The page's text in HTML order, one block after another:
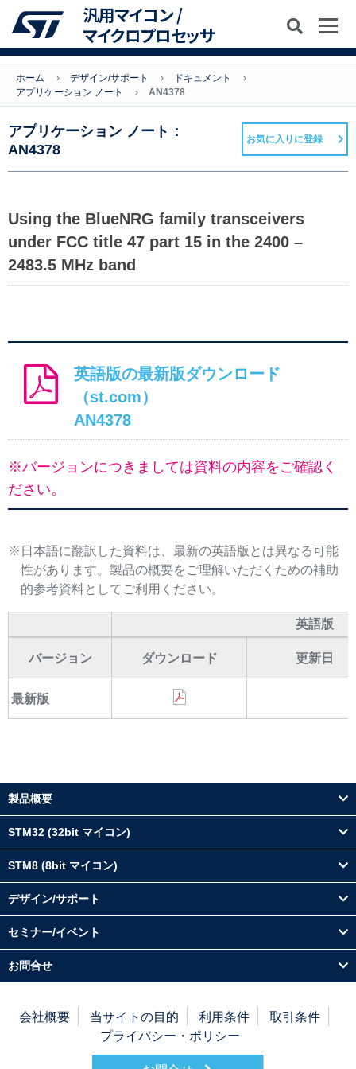
汎用マイコン /
マイクロプロセッサ
ホーム デザイン/サポート
ドキュメント
アプリケーション ノート
AN4378
アプリケーション ノート：
AN4378
お気に入りに登録
Using the BlueNRG family transceivers
under FCC title 47 part 15 in the 2400 –
2483.5 MHz band
英語版の最新版ダウンロード
（st.com）
AN4378
※バージョンにつきましては資料の内容をご確認く
ださい。
※日本語に翻訳した資料は、最新の英語版とは異なる可能
性があります。製品の概要をご理解いただくための補助
的参考資料としてご利用ください。
英語版
バージョン ダウンロード 更新日
最新版
製品概要
STM32 (32bit マイコン)
STM8 (8bit マイコン)
デザイン/サポート
セミナー/イベント
お問合せ
会社概要 当サイトの目的 利用条件
取引条件
プライバシー・ポリシー